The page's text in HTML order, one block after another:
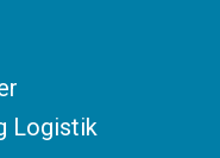
Logistik